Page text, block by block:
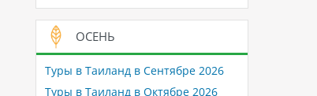
ОСЕНЬ
Туры в Таиланд в Сентябре 2026
Туры в Таиланд в Октябре 2026